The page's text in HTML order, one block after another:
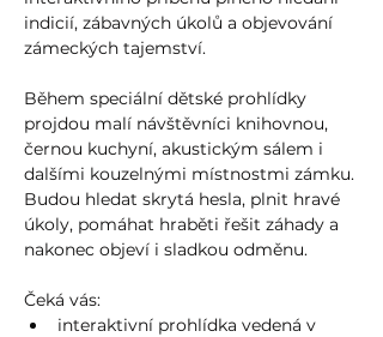
indicií, zábavných úkolů a objevování
zámeckých tajemství.
Během speciální dětské prohlídky
projdou malí návštěvníci knihovnou,
černou kuchyní, akustickým sálem i
dalšími kouzelnými místnostmi zámku.
Budou hledat skrytá hesla, plnit hravé
úkoly, pomáhat hraběti řešit záhady a
nakonec objeví i sladkou odměnu.
Čeká vás:
interaktivní prohlídka vedená v